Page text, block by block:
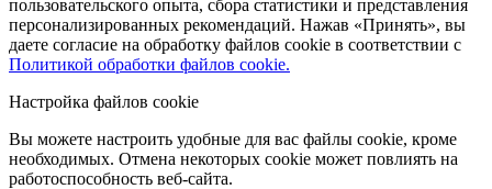
пользовательского опыта, сбора статистики и представления
персонализированных рекомендаций. Нажав «Принять», вы
даете согласие на обработку файлов cookie в соответствии с
Политикой обработки файлов cookie.
Настройка файлов cookie
Вы можете настроить удобные для вас файлы cookie, кроме
необходимых. Отмена некоторых cookie может повлиять на
работоспособность веб-сайта.